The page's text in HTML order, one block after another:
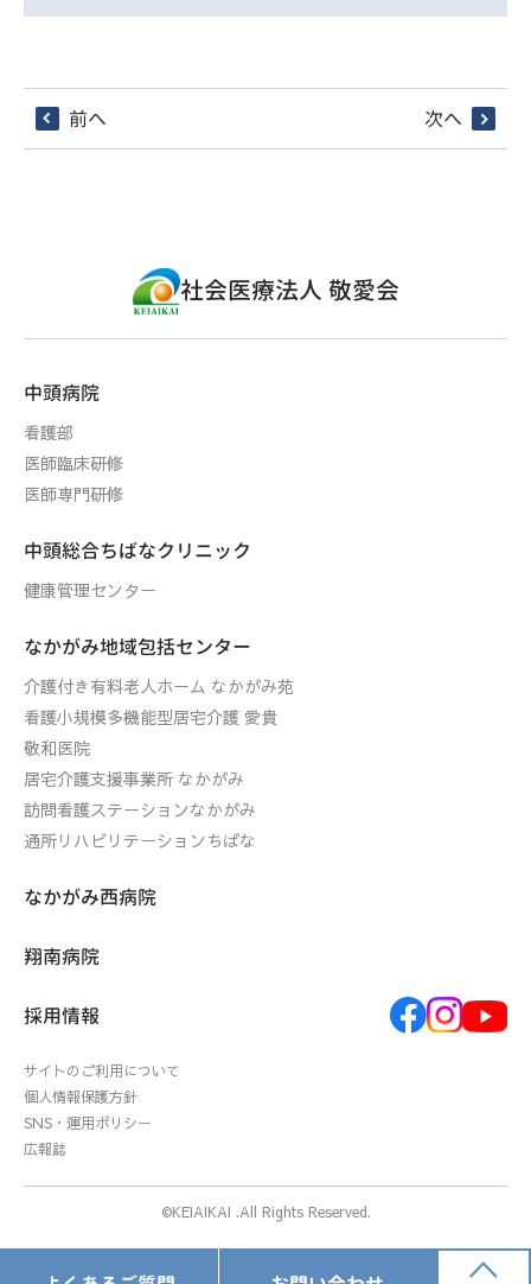
前へ 次へ
社会医療法人 敬愛会
中頭病院
看護部
医師臨床研修
医師専門研修
中頭総合ちばなクリニック
健康管理センター
なかがみ地域包括センター
介護付き有料老人ホーム なかがみ苑
看護小規模多機能型居宅介護 愛貴
敬和医院
居宅介護支援事業所 なかがみ
訪問看護ステーションなかがみ
通所リハビリテーションちばな
なかがみ西病院
翔南病院
採用情報
サイトのご利用について
個人情報保護方針
SNS・運用ポリシー
広報誌
©KEIAIKAI .All Rights Reserved.